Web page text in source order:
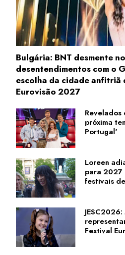
Bulgária: BNT desmente
desentendimentos com o
escolha da cidade anfitriã
Eurovisão 2027
Revelados
próxima
Portugal'
Loreen
para 2027
festivais
Festival